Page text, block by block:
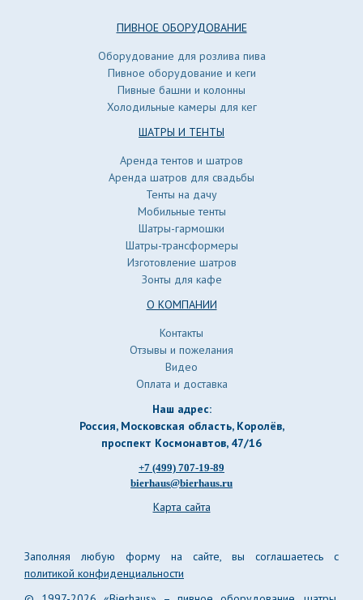
ПИВНОЕ ОБОРУДОВАНИЕ
Оборудование для розлива пива
Пивное оборудование и кеги
Пивные башни и колонны
Холодильные камеры для кег
ШАТРЫ И ТЕНТЫ
Аренда тентов и шатров
Аренда шатров для свадьбы
Тенты на дачу
Мобильные тенты
Шатры-гармошки
Шатры-трансформеры
Изготовление шатров
Зонты для кафе
О КОМПАНИИ
Контакты
Отзывы и пожелания
Видео
Оплата и доставка
Наш адрес:
Россия, Московская область, Королёв,
проспект Космонавтов, 47/16
+7 (499) 707-19-89
bierhaus@bierhaus.ru
Карта сайта
Заполняя любую форму на сайте, вы соглашаетесь с
политикой конфиденциальности